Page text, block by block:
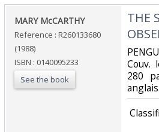
‎MARY McCARTHY‎
Reference : R260133680
(1988)
ISBN : 0140095233
See the book
‎THE
Couv.
280